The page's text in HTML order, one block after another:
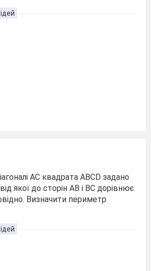
AC квадрата ABCD задано
якої до сторін AB i BC дорівнює
Визначити периметр